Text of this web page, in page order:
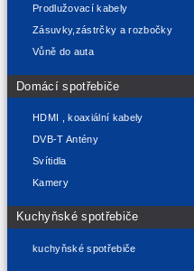
Prodlužovací kabely
Zásuvky,zástrčky a rozbočky
Vůně do auta
Domácí spotřebiče
HDMI , koaxiální kabely
DVB-T Antény
Svítidla
Kamery
Kuchyňské spotřebiče
kuchyňské spotřebiče